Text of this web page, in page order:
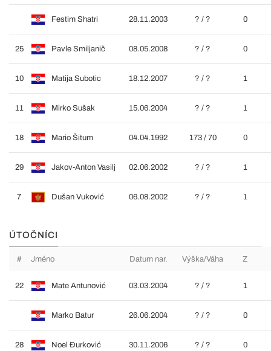
Festim Shatri 28.11.2003 ? / ? 0
25 Pavle Smiljanič 08.05.2008 ? / ? 0
10 Matija Subotic 18.12.2007 ? / ? 1
11 Mirko Sušak 15.06.2004 ? / ? 1
18 Mario Šitum 04.04.1992 173 / 70 0
29 Jakov-Anton Vasilj 02.06.2002 ? / ? 1
7 Dušan Vuković 06.08.2002 ? / ? 1
ÚTOČNÍCI
# Jméno Datum nar. Výška/Váha Z
22 Mate Antunović 03.03.2004 ? / ? 1
Marko Batur 26.06.2004 ? / ? 0
28 Noel Đurković 30.11.2006 ? / ? 0